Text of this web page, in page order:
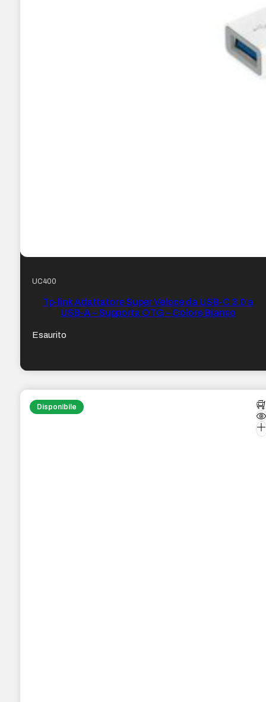
UC400
Tp-link Adattatore Super Veloce da USB-C 3.0 a
USB-A – Supporta OTG – Colore Bianco
Esaurito
Disponibile